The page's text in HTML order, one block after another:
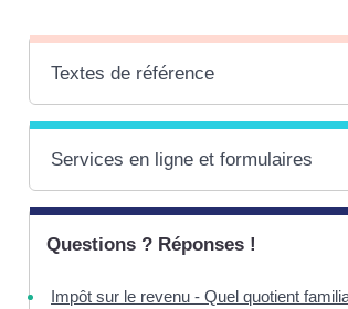
Textes de référence
Services en ligne et formulaires
Questions ? Réponses !
Impôt sur le revenu - Quel quotient